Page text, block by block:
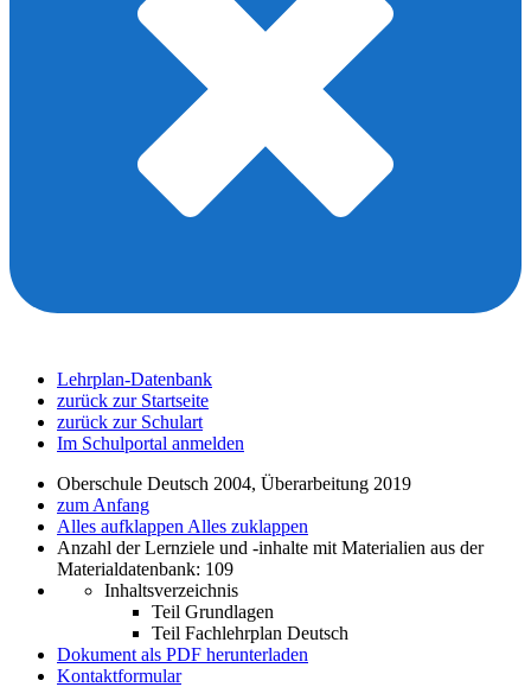
Lehrplan-Datenbank
zurück zur Startseite
zurück zur Schulart
Im Schulportal anmelden
Oberschule Deutsch 2004, Überarbeitung 2019
zum Anfang
Alles aufklappen Alles zuklappen
Anzahl der Lernziele und -inhalte mit Materialien aus der
Materialdatenbank: 109
Inhaltsverzeichnis
Teil Grundlagen
Teil Fachlehrplan Deutsch
Dokument als PDF herunterladen
Kontaktformular